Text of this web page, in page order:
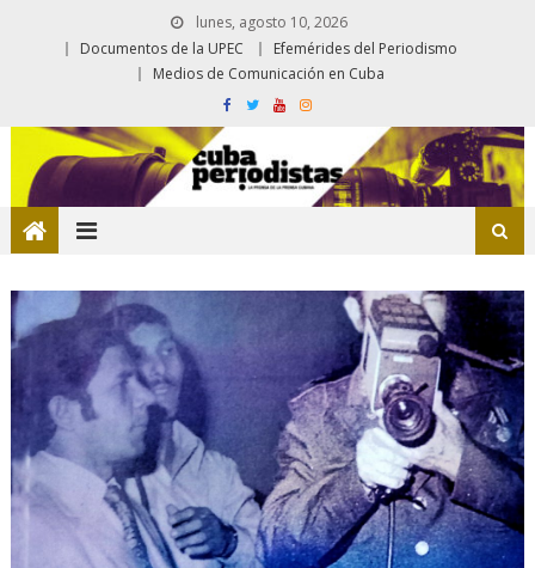
lunes, agosto 10, 2026
Documentos de la UPEC
Efemérides del Periodismo
Medios de Comunicación en Cuba